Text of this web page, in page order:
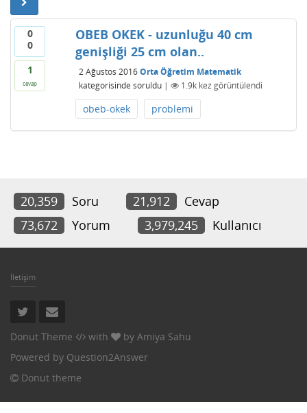
0
0
1
cevap
OBEB OKEK - uzunluğu 40 cm
genişliği 25 cm olan..
2 Ağustos 2016 Orta Öğretim Matematik
kategorisinde soruldu | 1.9kkez görüntülendi
obeb-okek problemi
20,359 Soru 21,912
Cevap
73,672
Yorum 3,979,245 Kullanıcı
İletişim
Donut Theme with by Amiya Sahu
Powered by Question2Answer
Donut theme